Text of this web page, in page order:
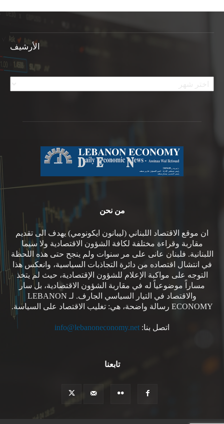
الأرشيف
الأرشيف
من نحن
ان موقع الاقتصاد اللبناني (ليبانون ايكونومي) يهدف الى تقديم
مقاربة وقراءة مختلفة لكافة الشؤون الاقتصادية ولا سيما
اللبنانية. فلبنان عانى على مر سنوات ولم ينجح حتى هذه اللحظة
في انتشال اقتصاده من دائرة التجاذبات السياسية، وانعكس هذا
التوجه على مواكبة الإعلام للشؤون الإقتصادية، حيث لم يتخذ
مساراً موضوعياً له في مقاربة الشؤون الاقتصادية، بل سار
والاقتصاد في التيار السياسي الجارف. لـ LEBANON
ECONOMY رسالة واضحة، هي: تغليب الاقتصاد على السياسة.
اتصل بنا: info@lebanoneconomy.net
تابعنا